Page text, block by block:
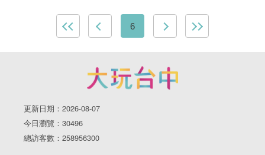
6
更新日期：2026-08-07
今日瀏覽：30496
總訪客數：258956300